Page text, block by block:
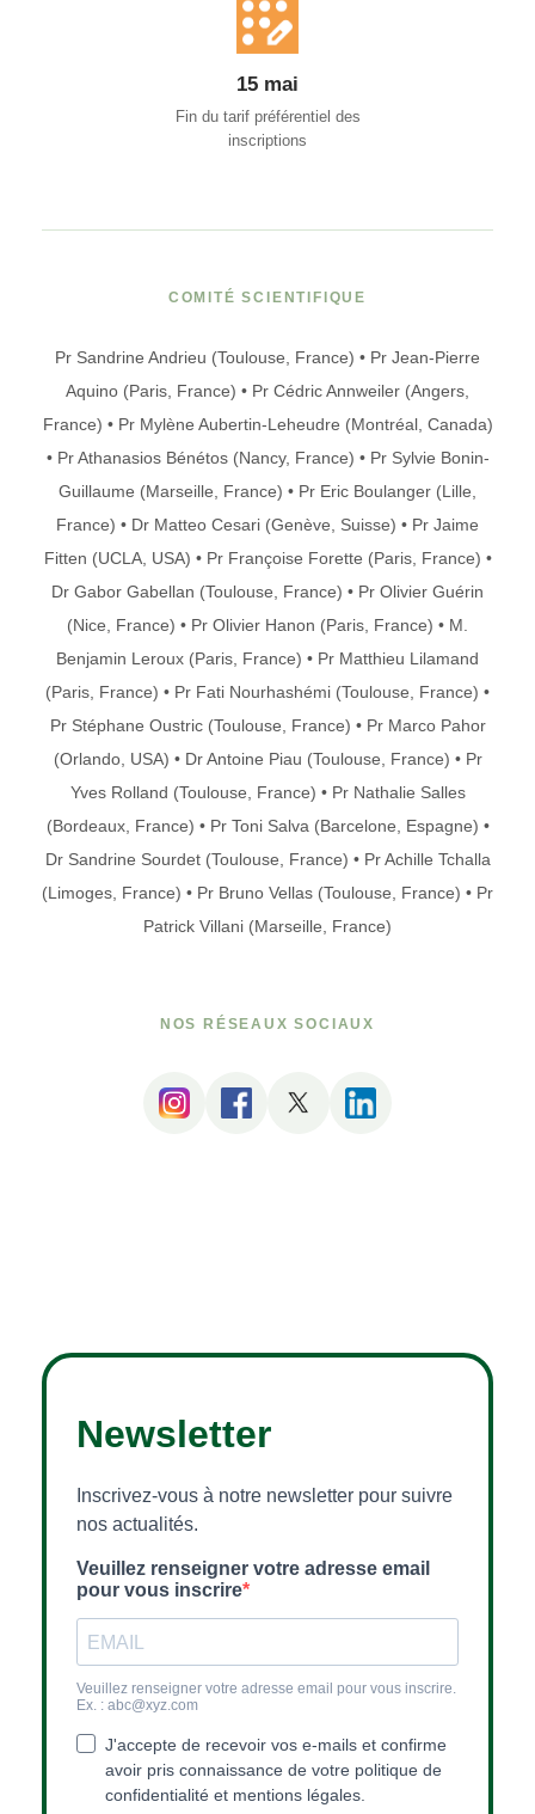
15 mai
Fin du tarif préférentiel des
inscriptions
COMITÉ SCIENTIFIQUE
Pr Sandrine Andrieu (Toulouse, France) • Pr Jean-Pierre
Aquino (Paris, France) • Pr Cédric Annweiler (Angers,
France) • Pr Mylène Aubertin-Leheudre (Montréal, Canada)
• Pr Athanasios Bénétos (Nancy, France) • Pr Sylvie Bonin-
Guillaume (Marseille, France) • Pr Eric Boulanger (Lille,
France) • Dr Matteo Cesari (Genève, Suisse) • Pr Jaime
Fitten (UCLA, USA) • Pr Françoise Forette (Paris, France) •
Dr Gabor Gabellan (Toulouse, France) • Pr Olivier Guérin
(Nice, France) • Pr Olivier Hanon (Paris, France) • M.
Benjamin Leroux (Paris, France) • Pr Matthieu Lilamand
(Paris, France) • Pr Fati Nourhashémi (Toulouse, France) •
Pr Stéphane Oustric (Toulouse, France) • Pr Marco Pahor
(Orlando, USA) • Dr Antoine Piau (Toulouse, France) • Pr
Yves Rolland (Toulouse, France) • Pr Nathalie Salles
(Bordeaux, France) • Pr Toni Salva (Barcelone, Espagne) •
Dr Sandrine Sourdet (Toulouse, France) • Pr Achille Tchalla
(Limoges, France) • Pr Bruno Vellas (Toulouse, France) • Pr
Patrick Villani (Marseille, France)
NOS RÉSEAUX SOCIAUX